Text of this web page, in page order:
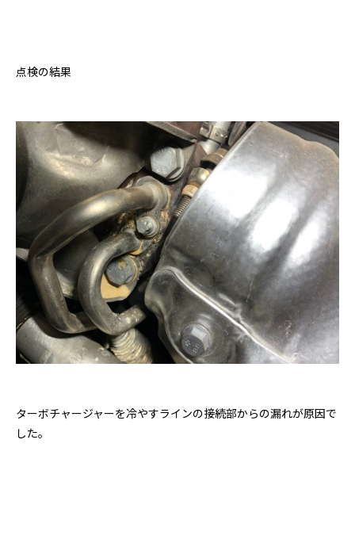
点検の結果
ターボチャージャーを冷やすラインの接続部からの漏れが原因で
した。